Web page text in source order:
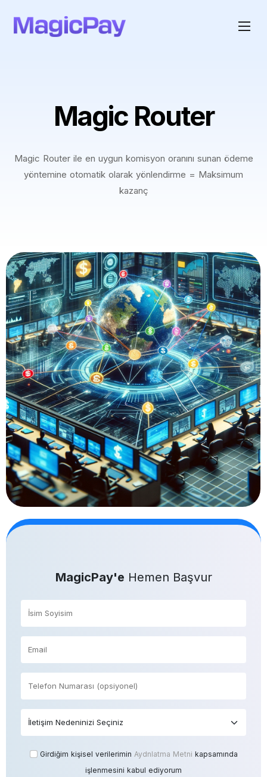
Magic Router
Magic Router ile en uygun komisyon oranını sunan ödeme
yöntemine otomatik olarak yönlendirme = Maksimum
kazanç
MagicPay'e Hemen Başvur
Girdiğim kişisel verilerimin Aydnlatma Metni kapsamında
işlenmesini kabul ediyorum